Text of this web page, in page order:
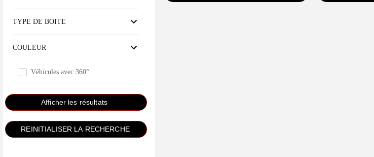
TYPE DE BOITE
COULEUR
Véhicules avec 360°